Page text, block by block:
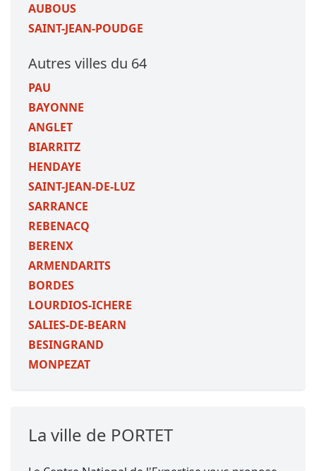
AUBOUS
SAINT-JEAN-POUDGE
Autres villes du 64
PAU
BAYONNE
ANGLET
BIARRITZ
HENDAYE
SAINT-JEAN-DE-LUZ
SARRANCE
REBENACQ
BERENX
ARMENDARITS
BORDES
LOURDIOS-ICHERE
SALIES-DE-BEARN
BESINGRAND
MONPEZAT
La ville de PORTET